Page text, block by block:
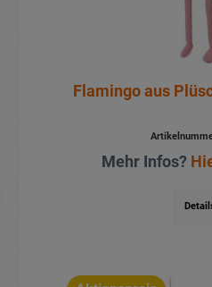
Flamingo aus
Mehr Infos?